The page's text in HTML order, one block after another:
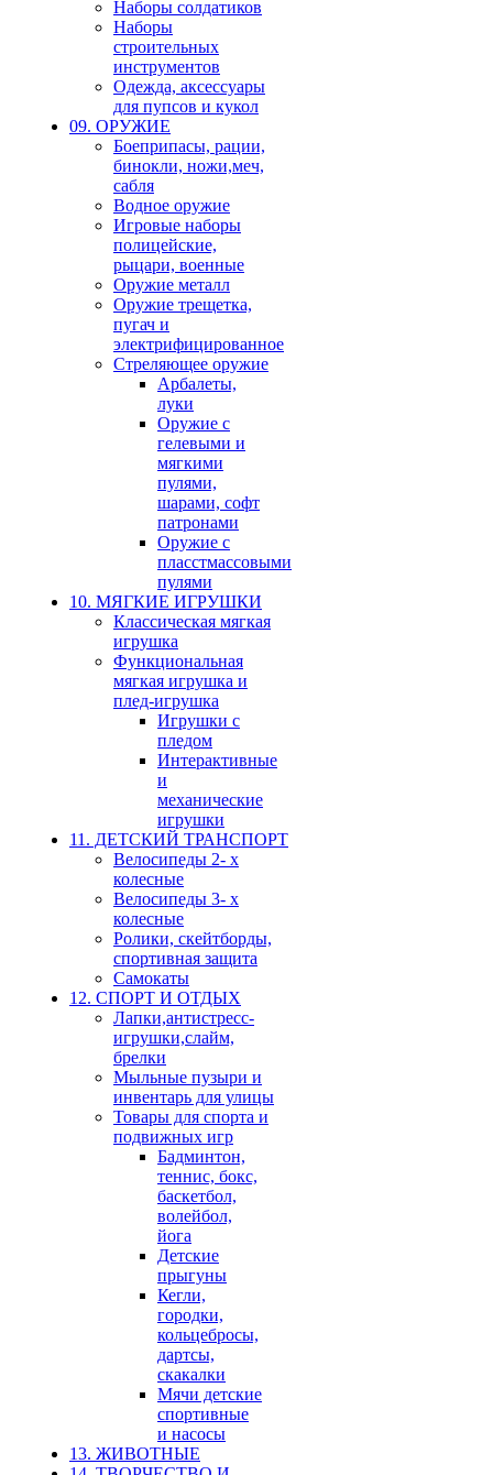
Наборы солдатиков
Наборы
строительных
инструментов
Одежда, аксессуары
для пупсов и кукол
09. ОРУЖИЕ
Боеприпасы, рации,
бинокли, ножи,меч,
сабля
Водное оружие
Игровые наборы
полицейские,
рыцари, военные
Оружие металл
Оружие трещетка,
пугач и
электрифицированное
Стреляющее оружие
Арбалеты,
луки
Оружие с
гелевыми и
мягкими
пулями,
шарами, софт
патронами
Оружие с
пласстмассовыми
пулями
10. МЯГКИЕ ИГРУШКИ
Классическая мягкая
игрушка
Функциональная
мягкая игрушка и
плед-игрушка
Игрушки с
пледом
Интерактивные
и
механические
игрушки
11. ДЕТСКИЙ ТРАНСПОРТ
Велосипеды 2- х
колесные
Велосипеды 3- х
колесные
Ролики, скейтборды,
спортивная защита
Самокаты
12. СПОРТ И ОТДЫХ
Лапки,антистресс-
игрушки,слайм,
брелки
Мыльные пузыри и
инвентарь для улицы
Товары для спорта и
подвижных игр
Бадминтон,
теннис, бокс,
баскетбол,
волейбол,
йога
Детские
прыгуны
Кегли,
городки,
кольцебросы,
дартсы,
скакалки
Мячи детские
спортивные
и насосы
13. ЖИВОТНЫЕ